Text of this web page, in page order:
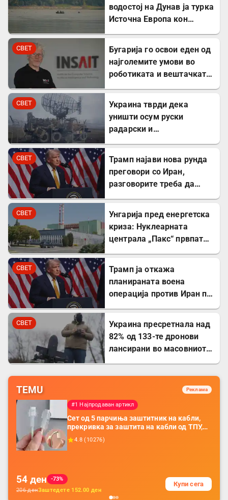
водостој на Дунав ја турка
Источна Европа кон
СВЕТ
Бугарија го освои еден од
најголемите умови во
роботиката и вештачката
СВЕТ
Украина тврди дека
уништи осум руски
радарски и
во Краснодар
СВЕТ
Трамп најави нова рунда
преговори со Иран,
разговорите треба да
СВЕТ
Унгарија пред енергетска
криза: Нуклеарната
централа „Пакс“ првпат
СВЕТ
Трамп ја откажа
планираната воена
операција против Иран по
СВЕТ
Украина пресретнала над
82% од 133-те дронови
лансирани во масовниот
TEMU Реклама
#1 Најпродаван артикл
Сет од 5 парчиња заштитник на кабли,
прекривка за заштита на кабли од ТПУ,
додатоци за заштита на кабли, без
батерија, за мобилни телефони, комплет
4.8 (10276)
54 ден
-73%
206денЗаштедете 152.00 ден
Купи сега